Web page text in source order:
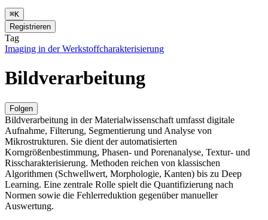
⌘K
Registrieren
Tag
Imaging in der Werkstoffcharakterisierung
Bildverarbeitung
Folgen
Bildverarbeitung in der Materialwissenschaft umfasst digitale
Aufnahme, Filterung, Segmentierung und Analyse von
Mikrostrukturen. Sie dient der automatisierten
Korngrößenbestimmung, Phasen- und Porenanalyse, Textur- und
Risscharakterisierung. Methoden reichen von klassischen
Algorithmen (Schwellwert, Morphologie, Kanten) bis zu Deep
Learning. Eine zentrale Rolle spielt die Quantifizierung nach
Normen sowie die Fehlerreduktion gegenüber manueller
Auswertung.